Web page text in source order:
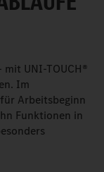
UNI-TOUCH®
Im
Arbeitsbeginn
Funktionen in